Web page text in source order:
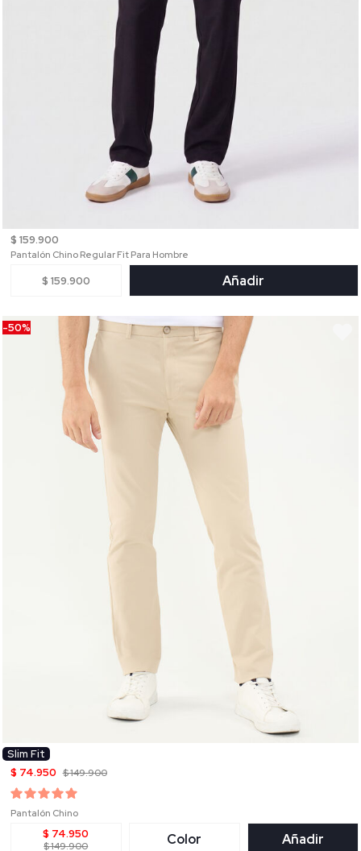
$ 159.900
Pantalón Chino Regular Fit Para Hombre
$ 159.900 Añadir
-50%
Slim Fit
$ 74.950 $ 149.900
Pantalón Chino
$ 74.950
$ 149.900 Color Añadir